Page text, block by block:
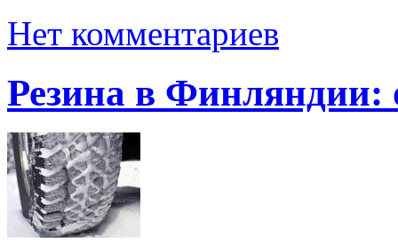
Нет комментариев
Резина в Финляндии: